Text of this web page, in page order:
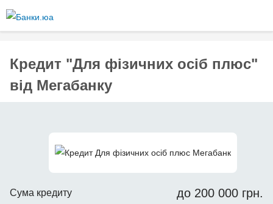
основного
Кредит "Для фізичних осіб плюс"
від Мегабанку
Сума кредиту до 200 000 грн.